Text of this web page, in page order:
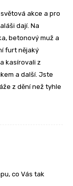
akce a pro
dají. Na
betonový muž a
furt nějaký
kasírovali z
a další. Jste
z dění než tyhle
co Vás tak